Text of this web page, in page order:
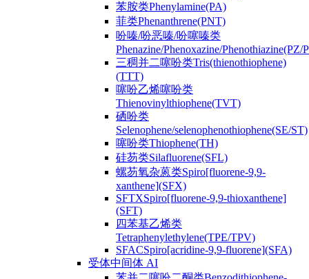
苯胺类Phenylamine(PA)
菲类Phenanthrene(PNT)
吩嗪/吩恶嗪/吩噻嗪类
Phenazine/Phenoxazine/Phenothiazine(PZ/
三稠并二噻吩类Tris(thienothiophene)
(TTT)
噻吩乙烯噻吩类
Thienovinylthiophene(TVT)
硒吩类
Selenophene/selenophenothiophene(SE/ST)
噻吩类Thiophene(TH)
硅芴类Silafluorene(SFL)
螺芴氧杂蒽类Spiro[fluorene-9,9-
xanthene](SFX)
SFTXSpiro[fluorene-9,9-thioxanthene]
(SFT)
四苯基乙烯类
Tetraphenylethylene(TPE/TPV)
SFACSpiro[acridine-9,9-fluorene](SFA)
受体中间体 AI